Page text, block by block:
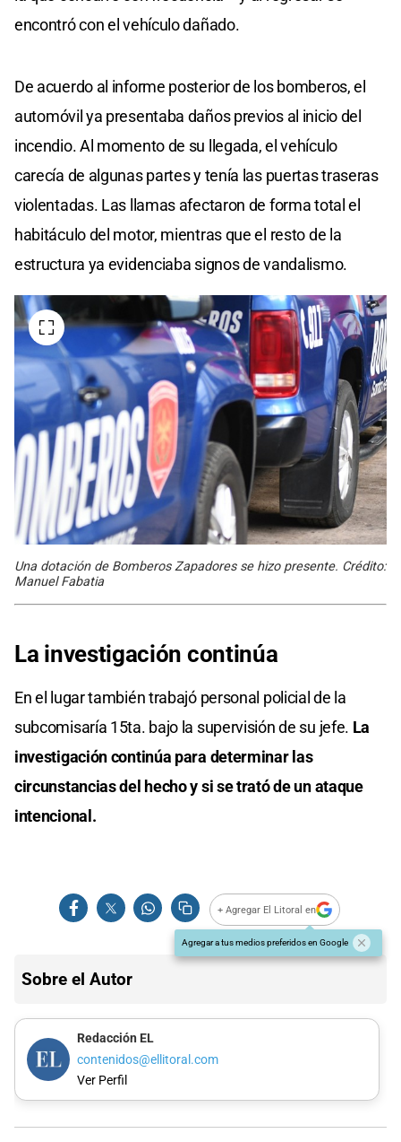
encontró con el vehículo dañado.
De acuerdo al informe posterior de los bomberos, el
automóvil ya presentaba daños previos al inicio del
incendio. Al momento de su llegada, el vehículo
carecía de algunas partes y tenía las puertas traseras
violentadas. Las llamas afectaron de forma total el
habitáculo del motor, mientras que el resto de la
estructura ya evidenciaba signos de vandalismo.
Una dotación de Bomberos Zapadores se hizo presente. Crédito:
Manuel Fabatia
La investigación continúa
En el lugar también trabajó personal policial de la
subcomisaría 15ta. bajo la supervisión de su jefe. La
investigación continúa para determinar las
circunstancias del hecho y si se trató de un ataque
intencional.
+ Agregar El Litoral en
Agregar a tus medios preferidos en Google
Sobre el Autor
Redacción EL
contenidos@ellitoral.com
Ver Perfil